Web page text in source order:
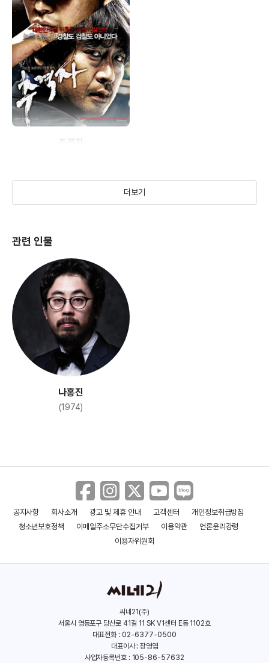
추격자
더보기
관련 인물
나홍진
(1974)
공지사항 회사소개 광고 및 제휴 안내 고객센터
개인정보취급방침
청소년보호정책
이메일주소무단수집거부 이용약관
언론윤리강령
이용자위원회
씨네21(주)
서울시 영등포구 당산로 41길 11 SK V1센터 E동 1102호
대표전화 : 02-6377-0500
대표이사 : 장영엽
사업자등록번호 : 105-86-57632